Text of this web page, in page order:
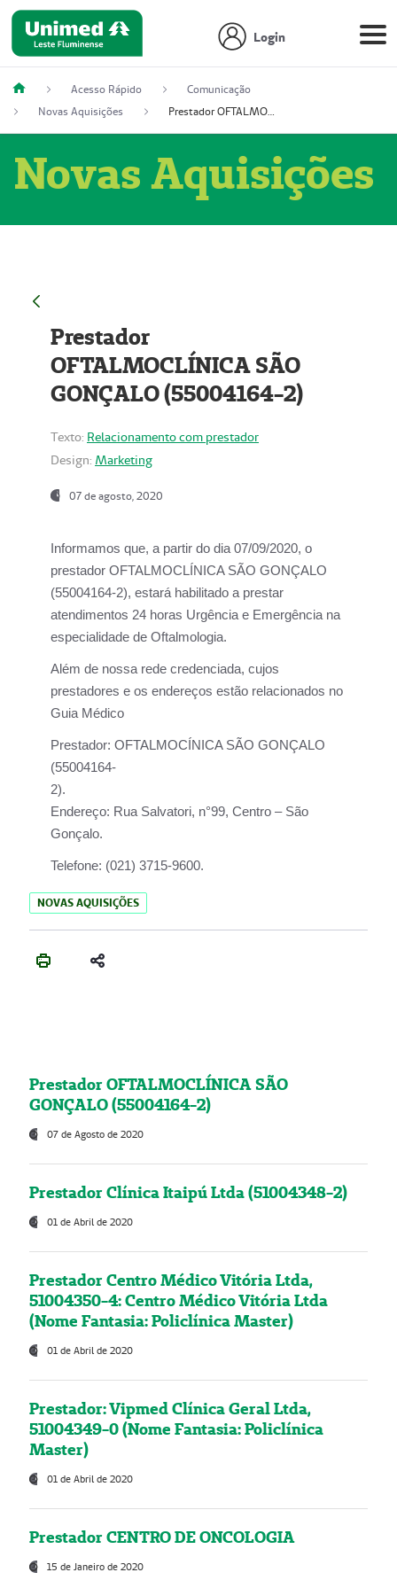
Login
Acesso Rápido
Comunicação
Novas Aquisições
Prestador OFTALMOCLÍNICA SÃO GONÇALO (55004164-2)
Novas Aquisições
Prestador
OFTALMOCLÍNICA SÃO
GONÇALO (55004164-2)
Texto: Relacionamento com prestador
Design: Marketing
07 de agosto, 2020
Informamos que, a partir do dia07/09/2020, o
prestador OFTALMOCLÍNICA SÃO GONÇALO
(55004164-2), estará habilitado a prestar
atendimentos 24 horas Urgência e Emergência na
especialidade de Oftalmologia.
Além de nossa rede credenciada, cujos
prestadores e os endereços estão relacionados no
Guia Médico
Prestador: OFTALMOCÍNICA SÃO GONÇALO
(55004164-
2).
Endereço: Rua Salvatori, n°99, Centro – São
Gonçalo.
Telefone: (021) 3715-9600.
NOVAS AQUISIÇÕES
Prestador OFTALMOCLÍNICA SÃO
GONÇALO (55004164-2)
07 de Agosto de 2020
Prestador Clínica Itaipú Ltda (51004348-2)
01 de Abril de 2020
Prestador Centro Médico Vitória Ltda,
51004350-4: Centro Médico Vitória Ltda
(Nome Fantasia: Policlínica Master)
01 de Abril de 2020
Prestador: Vipmed Clínica Geral Ltda,
51004349-0 (Nome Fantasia: Policlínica
Master)
01 de Abril de 2020
Prestador CENTRO DE ONCOLOGIA
15 de Janeiro de 2020